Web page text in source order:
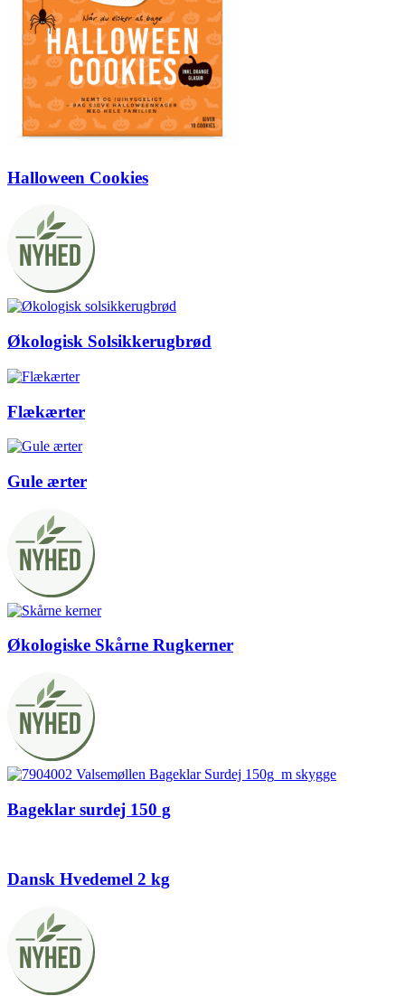
Halloween Cookies
Økologisk Solsikkerugbrød
Flækærter
Gule ærter
Økologiske Skårne Rugkerner
Bageklar surdej 150 g
Dansk Hvedemel 2 kg